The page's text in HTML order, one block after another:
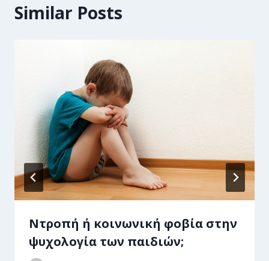
Similar Posts
Ντροπή ή κοινωνική φοβία στην
ψυχολογία των παιδιών;